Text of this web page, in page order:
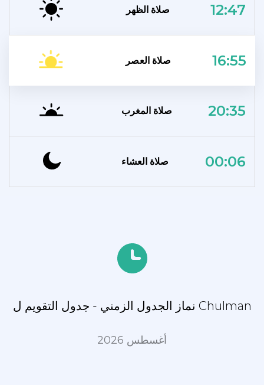
صلاة الظهر 12:47
صلاة العصر 16:55
صلاة المغرب 20:35
صلاة العشاء 00:06
نماز الجدول الزمني - جدول التقويم ل Chulman
أغسطس 2026